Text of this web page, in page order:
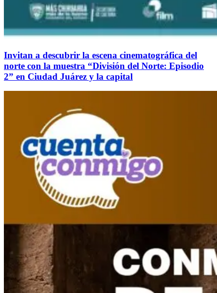
Invitan a descubrir la escena cinematográfica del
norte con la muestra “División del Norte: Episodio
2” en Ciudad Juárez y la capital